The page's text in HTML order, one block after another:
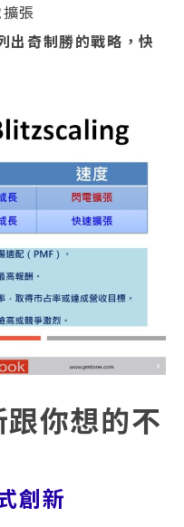
張
出奇制勝的戰略，快
你想的不
創新